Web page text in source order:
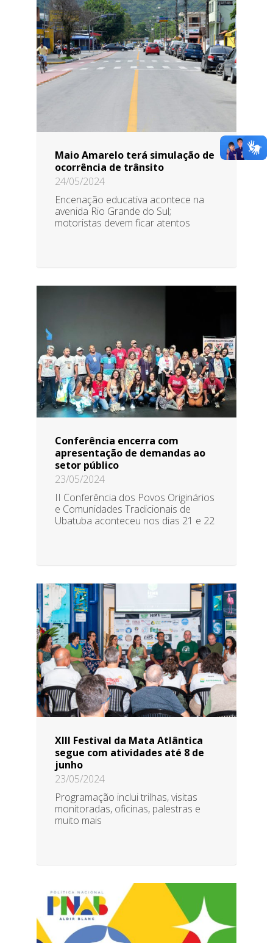
Maio Amarelo terá simulação de
ocorrência de trânsito
24/05/2024
Encenação educativa acontece na
avenida Rio Grande do Sul;
motoristas devem ficar atentos
Conferência encerra com
apresentação de demandas ao
setor público
23/05/2024
II Conferência dos Povos Originários
e Comunidades Tradicionais de
Ubatuba aconteceu nos dias 21 e 22
XIII Festival da Mata Atlântica
segue com atividades até 8 de
junho
23/05/2024
Programação inclui trilhas, visitas
monitoradas, oficinas, palestras e
muito mais